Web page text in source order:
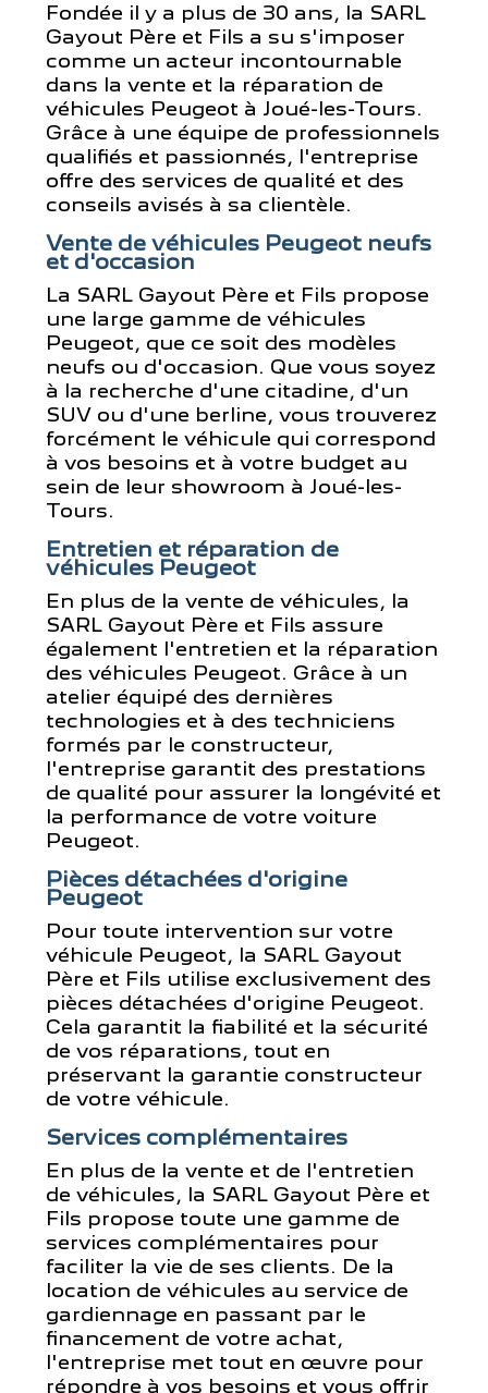
Fondée il y a plus de 30 ans, la SARL
Gayout Père et Fils a su s'imposer
comme un acteur incontournable
dans la vente et la réparation de
véhicules Peugeot à Joué-les-Tours.
Grâce à une équipe de professionnels
qualifiés et passionnés, l'entreprise
offre des services de qualité et des
conseils avisés à sa clientèle.
Vente de véhicules Peugeot neufs
et d'occasion
La SARL Gayout Père et Fils propose
une large gamme de véhicules
Peugeot, que ce soit des modèles
neufs ou d'occasion. Que vous soyez
à la recherche d'une citadine, d'un
SUV ou d'une berline, vous trouverez
forcément le véhicule qui correspond
à vos besoins et à votre budget au
sein de leur showroom à Joué-les-
Tours.
Entretien et réparation de
véhicules Peugeot
En plus de la vente de véhicules, la
SARL Gayout Père et Fils assure
également l'entretien et la réparation
des véhicules Peugeot. Grâce à un
atelier équipé des dernières
technologies et à des techniciens
formés par le constructeur,
l'entreprise garantit des prestations
de qualité pour assurer la longévité et
la performance de votre voiture
Peugeot.
Pièces détachées d'origine
Peugeot
Pour toute intervention sur votre
véhicule Peugeot, la SARL Gayout
Père et Fils utilise exclusivement des
pièces détachées d'origine Peugeot.
Cela garantit la fiabilité et la sécurité
de vos réparations, tout en
préservant la garantie constructeur
de votre véhicule.
Services complémentaires
En plus de la vente et de l'entretien
de véhicules, la SARL Gayout Père et
Fils propose toute une gamme de
services complémentaires pour
faciliter la vie de ses clients. De la
location de véhicules au service de
gardiennage en passant par le
financement de votre achat,
l'entreprise met tout en œuvre pour
répondre à vos besoins et vous offrir